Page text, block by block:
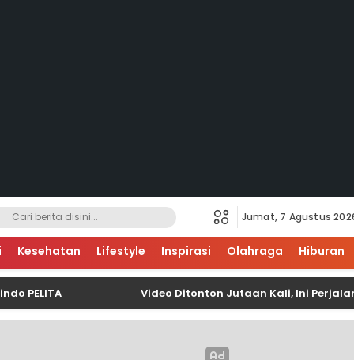
Jumat, 7 Agustus
Kesehatan Lifestyle Inspirasi Olahraga Hiburan
Video Ditonton Jutaan Kali, Ini Perjalanan